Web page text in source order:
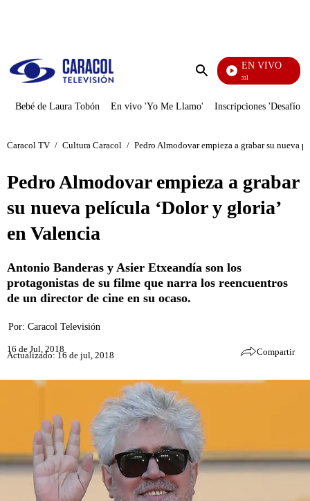
Enviar
EN VIVO
Noticias Caracol
Bebé de Laura Tobón En vivo 'Yo Me Llamo' Inscripciones 'Desafío'
Caracol TV / Cultura Caracol / Pedro Almodovar empieza a grabar su nueva
Pedro Almodovar empieza a grabar
su nueva película ‘Dolor y gloria’
en Valencia
Antonio Banderas y Asier Etxeandía son los
protagonistas de su filme que narra los reencuentros
de un director de cine en su ocaso.
Por: Caracol Televisión
16 de Jul, 2018
Actualizado: 16 de jul, 2018 Compartir